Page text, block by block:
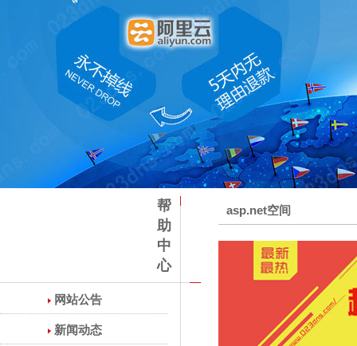
帮
助
中
心
网站公告
新闻动态
asp.net空间